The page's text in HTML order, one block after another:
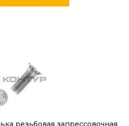
резьбовая запрессовочная